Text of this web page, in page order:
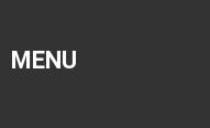
MENU